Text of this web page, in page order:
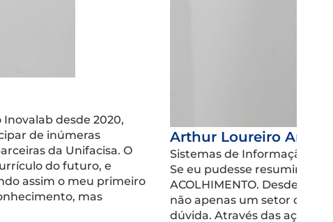
desde 2020,
de inúmeras
da Unifacisa. O
do futuro, e
assim o meu primeiro
mas
Arthur Loureiro
Sistemas de Informação
Se eu pudesse resumir o
ACOLHIMENTO. Desde
não apenas um setor de
dúvida. Através das ações